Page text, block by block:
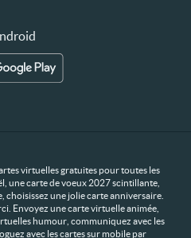
virtuelles gratuites pour toutes les
une carte de voeux 2027 scintillante,
une jolie carte anniversaire.
Envoyez une carte virtuelle animée,
humour, communiquez avec les
avec les cartes sur mobile par